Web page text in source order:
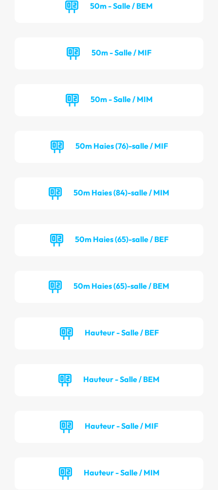
50m - Salle / BEM
50m - Salle / MIF
50m - Salle / MIM
50m Haies (76)-salle / MIF
50m Haies (84)-salle / MIM
50m Haies (65)-salle / BEF
50m Haies (65)-salle / BEM
Hauteur - Salle / BEF
Hauteur - Salle / BEM
Hauteur - Salle / MIF
Hauteur - Salle / MIM